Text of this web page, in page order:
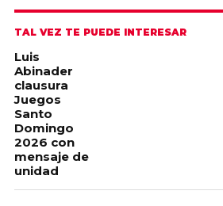
TAL VEZ TE PUEDE INTERESAR
Luis
Abinader
clausura
Juegos
Santo
Domingo
2026 con
mensaje de
unidad